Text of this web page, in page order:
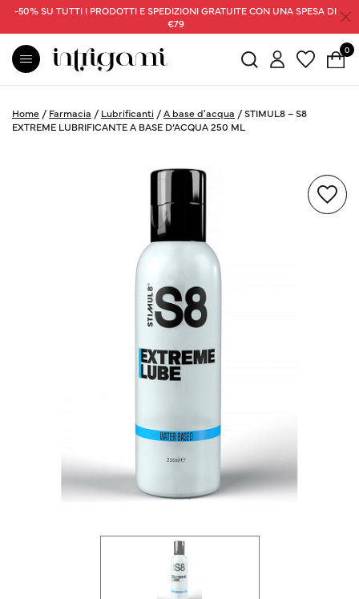
-50% SU TUTTI I PRODOTTI E SPEDIZIONI GRATUITE CON UNA SPESA DI
€79
0
Home / Farmacia / Lubrificanti /A base d'acqua /STIMUL8 – S8
EXTREME LUBRIFICANTE A BASE D’ACQUA 250 ML